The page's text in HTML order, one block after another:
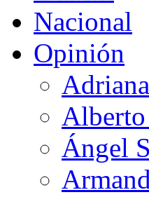
Nacional
Opinión
Ángel